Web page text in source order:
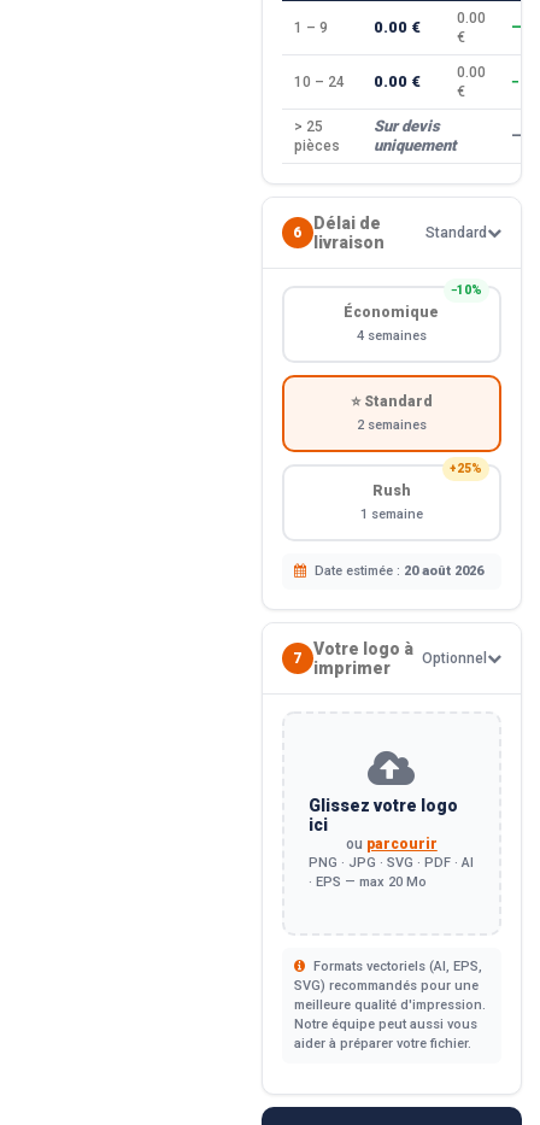
1 – 9 0.00 €
0.00
€
—
10 – 24 0.00 €
0.00
€
> 25
pièces
Sur devis
uniquement
—
6
Délai de
livraison
Standard
−10%
Économique
4 semaines
⭐ Standard
2 semaines
+25%
Rush
1 semaine
Date estimée : 20 août 2026
7
Votre logo à
imprimer
Optionnel
Glissez votre logo
ici
ou parcourir
PNG · JPG · SVG · PDF · AI
· EPS — max 20 Mo
Formats vectoriels (AI, EPS,
SVG) recommandés pour une
meilleure qualité d'impression.
Notre équipe peut aussi vous
aider à préparer votre fichier.